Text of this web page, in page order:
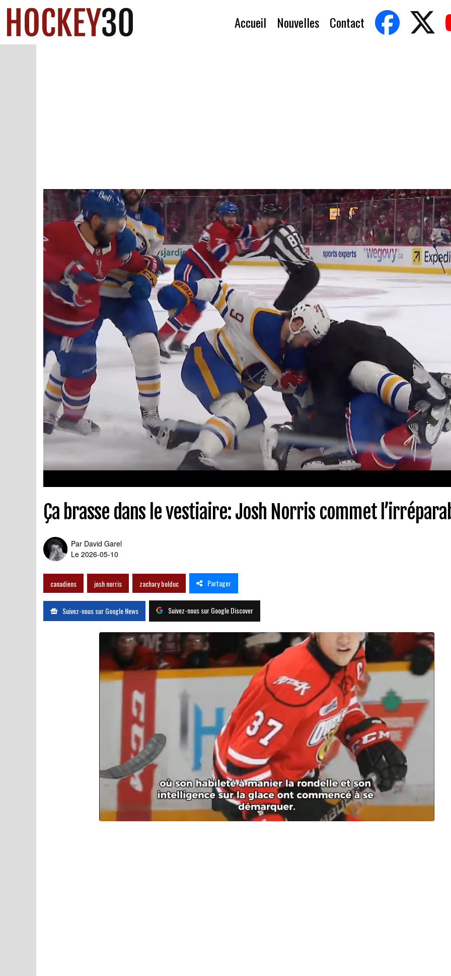
Accueil Nouvelles Contact
Ça brasse dans le vestiaire: Josh Norris commet
Par David Garel
Le 2026-05-10
canadiens josh norris zachary bolduc Partager
Suivez-nous sur Google News Suivez-nous sur Google Discover